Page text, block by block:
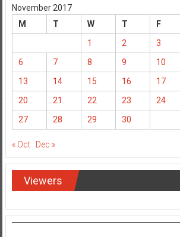
November 2017
M
T W T F
1
2 3
6
7 8 9 10
13
14 15 16 17
20
21 22 23 24
27
28 29 30
« Oct Dec »
Viewers